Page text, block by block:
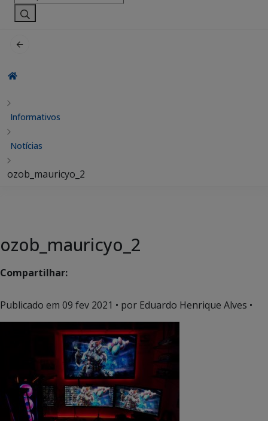
por:
Informativos
Notícias
ozob_mauricyo_2
ozob_mauricyo_2
Compartilhar:
Publicado em 09 fev 2021 • por Eduardo Henrique Alves •